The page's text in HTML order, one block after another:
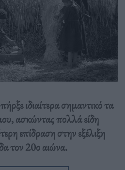
ιδιαίτερα σημαντικό τα
ασκώντας πολλά είδη
επίδραση στην εξέλιξη
τον 20ο αιώνα.